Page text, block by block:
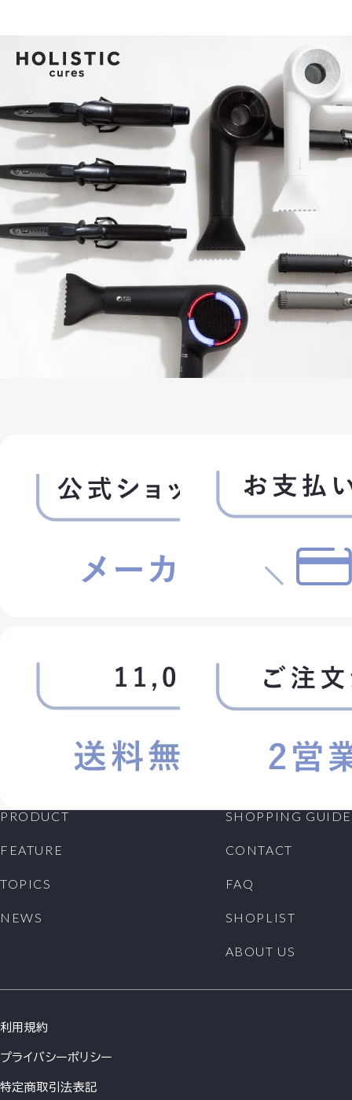
PRODUCT
FEATURE
TOPICS
NEWS
SHOPPING GUIDE
CONTACT
FAQ
SHOPLIST
ABOUT US
利用規約
プライバシーポリシー
特定商取引法表記